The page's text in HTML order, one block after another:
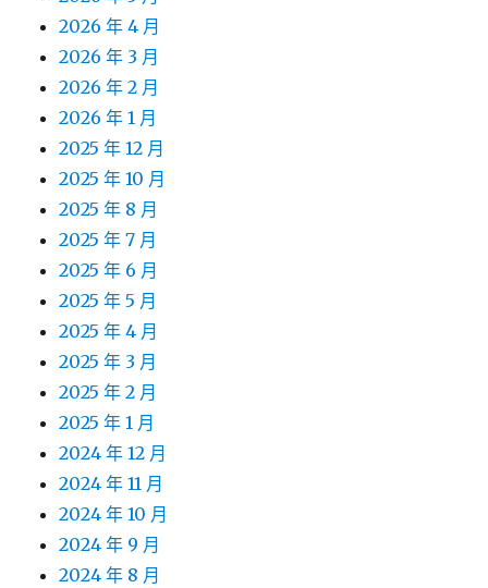
2026 年 4 月
2026 年 3 月
2026 年 2 月
2026 年 1 月
2025 年 12 月
2025 年 10 月
2025 年 8 月
2025 年 7 月
2025 年 6 月
2025 年 5 月
2025 年 4 月
2025 年 3 月
2025 年 2 月
2025 年 1 月
2024 年 12 月
2024 年 11 月
2024 年 10 月
2024 年 9 月
2024 年 8 月